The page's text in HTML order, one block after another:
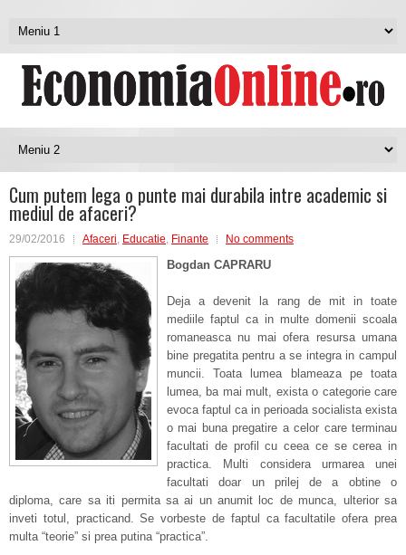
Cum putem lega o punte mai durabila intre academic si
mediul de afaceri?
29/02/2016 Afaceri, Educatie, Finante No comments
Bogdan CAPRARU
Deja a devenit la rang de mit in toate
mediile faptul ca in multe domenii scoala
romaneasca nu mai ofera resursa umana
bine pregatita pentru a se integra in campul
muncii. Toata lumea blameaza pe toata
lumea, ba mai mult, exista o categorie care
evoca faptul ca in perioada socialista exista
o mai buna pregatire a celor care terminau
facultati de profil cu ceea ce se cerea in
practica. Multi considera urmarea unei
facultati doar un prilej de a obtine o
diploma, care sa iti permita sa ai un anumit loc de munca, ulterior sa
inveti totul, practicand. Se vorbeste de faptul ca facultatile ofera prea
multa “teorie” si prea putina “practica”.